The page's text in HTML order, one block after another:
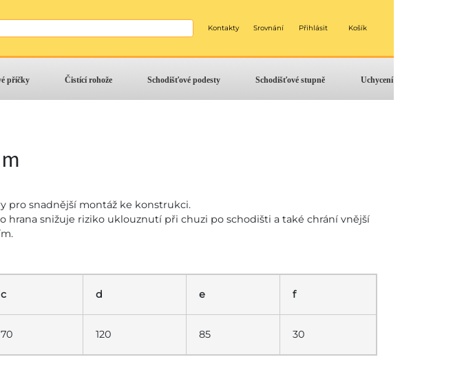
Kontakty Srovnání Přihlásit Košík
příčky Čistící rohože Schodišťové podesty Schodišťové stupně Uchycení
pro snadnější montáž ke konstrukci.
hrana snižuje riziko uklouznutí při chuzi po schodišti a také chrání vnější
c d e f
70 120 85 30